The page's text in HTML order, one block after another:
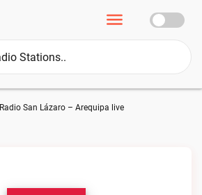
Radio San Lázaro – Arequipa live